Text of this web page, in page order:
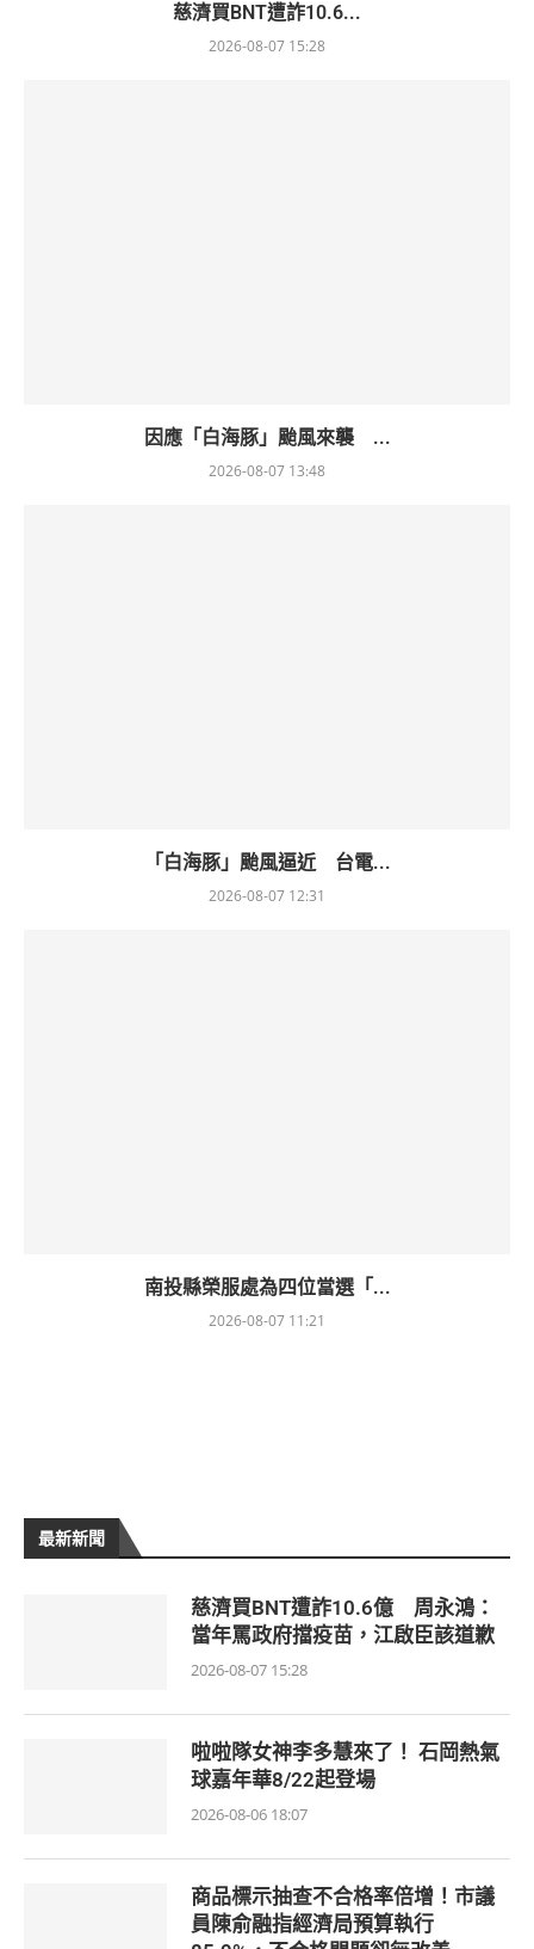
慈濟買BNT遭詐10.6...
2026-08-07 15:28
因應「白海豚」颱風來襲 ...
2026-08-07 13:48
「白海豚」颱風逼近 台電...
2026-08-07 12:31
南投縣榮服處為四位當選「...
2026-08-07 11:21
最新新聞
慈濟買BNT遭詐10.6億 周永鴻：
當年罵政府擋疫苗，江啟臣該道歉
2026-08-07 15:28
啦啦隊女神李多慧來了！ 石岡熱氣
球嘉年華8/22起登場
2026-08-06 18:07
商品標示抽查不合格率倍增！市議
員陳俞融指經濟局預算執行